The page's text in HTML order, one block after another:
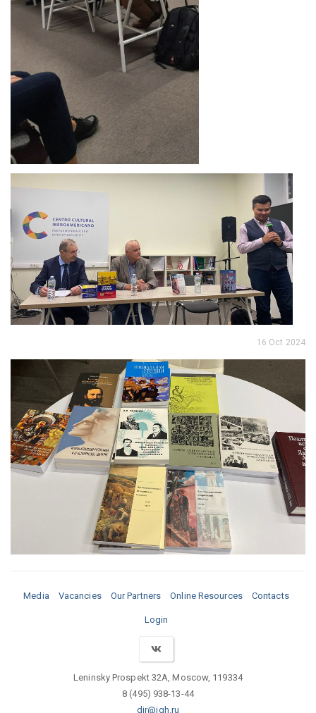
16 Oct 2024
Media Vacancies Our Partners Online Resources Contacts
Login
Leninsky Prospekt 32A, Moscow, 119334
8 (495) 938-13-44
dir@igh.ru